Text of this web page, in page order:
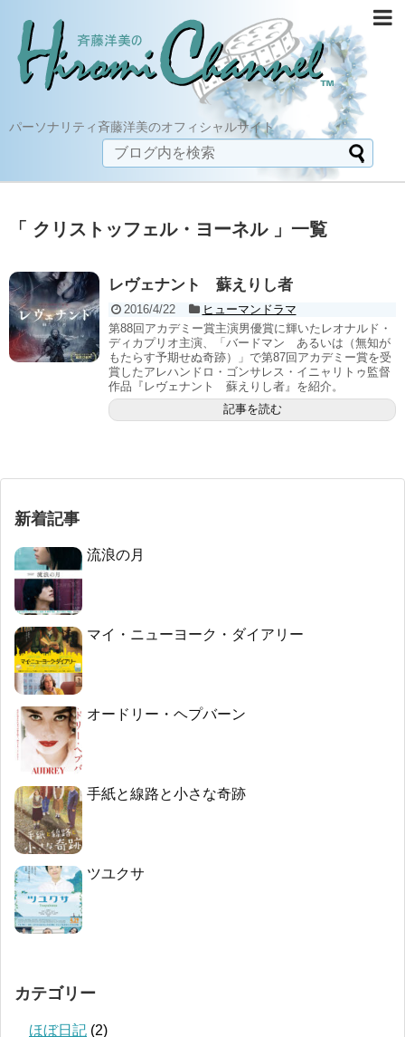
パーソナリティ斉藤洋美のオフィシャルサイト
「 クリストッフェル・ヨーネル 」一覧
レヴェナント 蘇えりし者
2016/4/22
ヒューマンドラマ
第88回アカデミー賞主演男優賞に輝いたレオナルド・
ディカプリオ主演、「バードマン あるいは（無知が
もたらす予期せぬ奇跡）」で第87回アカデミー賞を受
賞したアレハンドロ・ゴンサレス・イニャリトゥ監督
作品『レヴェナント 蘇えりし者』を紹介。
記事を読む
新着記事
流浪の月
マイ・ニューヨーク・ダイアリー
オードリー・ヘプバーン
手紙と線路と小さな奇跡
ツユクサ
カテゴリー
ほぼ日記 (2)